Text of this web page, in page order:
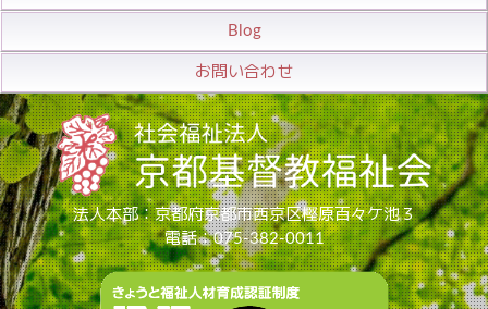
Blog
お問い合わせ
法人本部：京都府京都市西京区樫原百々ケ池３
電話：075-382-0011